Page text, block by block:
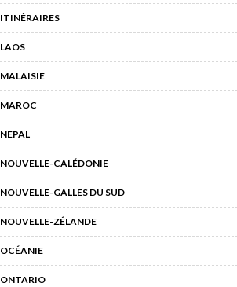
ITINÉRAIRES
LAOS
MALAISIE
MAROC
NEPAL
NOUVELLE-CALÉDONIE
NOUVELLE-GALLES DU SUD
NOUVELLE-ZÉLANDE
OCÉANIE
ONTARIO